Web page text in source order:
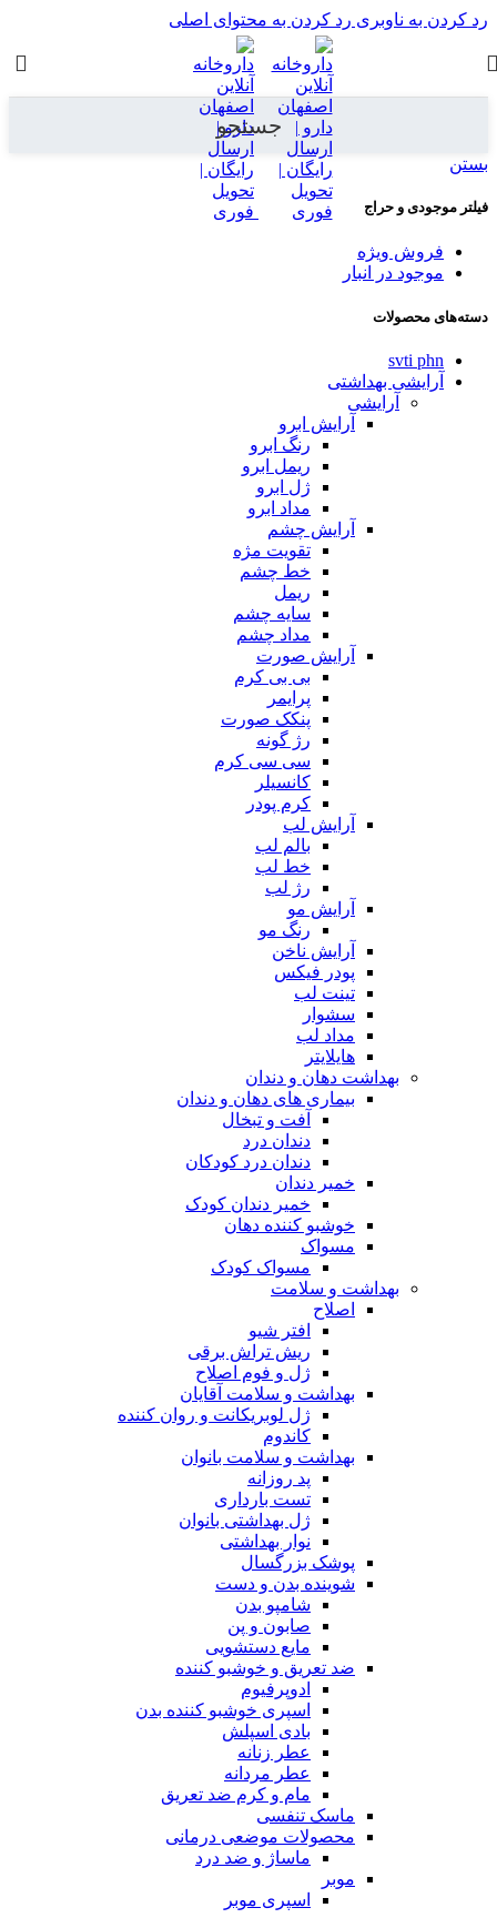
رد کردن به ناوبری رد کردن به محتوای اصلی
جستجو
بستن
فیلتر موجودی و حراج
فروش ویژه
موجود در انبار
دسته‌های محصولات
svti phn
آرایشی بهداشتی
آرایشی
آرایش ابرو
رنگ ابرو
ریمل ابرو
ژل ابرو
مداد ابرو
آرایش چشم
تقویت مژه
خط چشم
ریمل
سایه چشم
مداد چشم
آرایش صورت
بی بی کرم
پرایمر
پنکک صورت
رژ گونه
سی سی کرم
کانسیلر
کرم پودر
آرایش لب
بالم لب
خط لب
رژ لب
آرایش مو
رنگ مو
آرایش ناخن
پودر فیکس
تینت لب
سشوار
مداد لب
هایلایتر
بهداشت دهان و دندان
بیماری های دهان و دندان
آفت و تبخال
دندان درد
دندان درد کودکان
خمیر دندان
خمیر دندان کودک
خوشبو کننده دهان
مسواک
مسواک کودک
بهداشت و سلامت
اصلاح
افتر شیو
ریش تراش برقی
ژل و فوم اصلاح
بهداشت و سلامت آقایان
ژل لوبریکانت و روان کننده
کاندوم
بهداشت و سلامت بانوان
پد روزانه
تست بارداری
ژل بهداشتی بانوان
نوار بهداشتی
پوشک بزرگسال
شوینده بدن و دست
شامپو بدن
صابون و پن
مایع دستشویی
ضد تعریق و خوشبو کننده
ادوپرفیوم
اسپری خوشبو کننده بدن
بادی اسپلش
عطر زنانه
عطر مردانه
مام و کرم ضد تعریق
ماسک تنفسی
محصولات موضعی درمانی
ماساژ و ضد درد
موبر
اسپری موبر